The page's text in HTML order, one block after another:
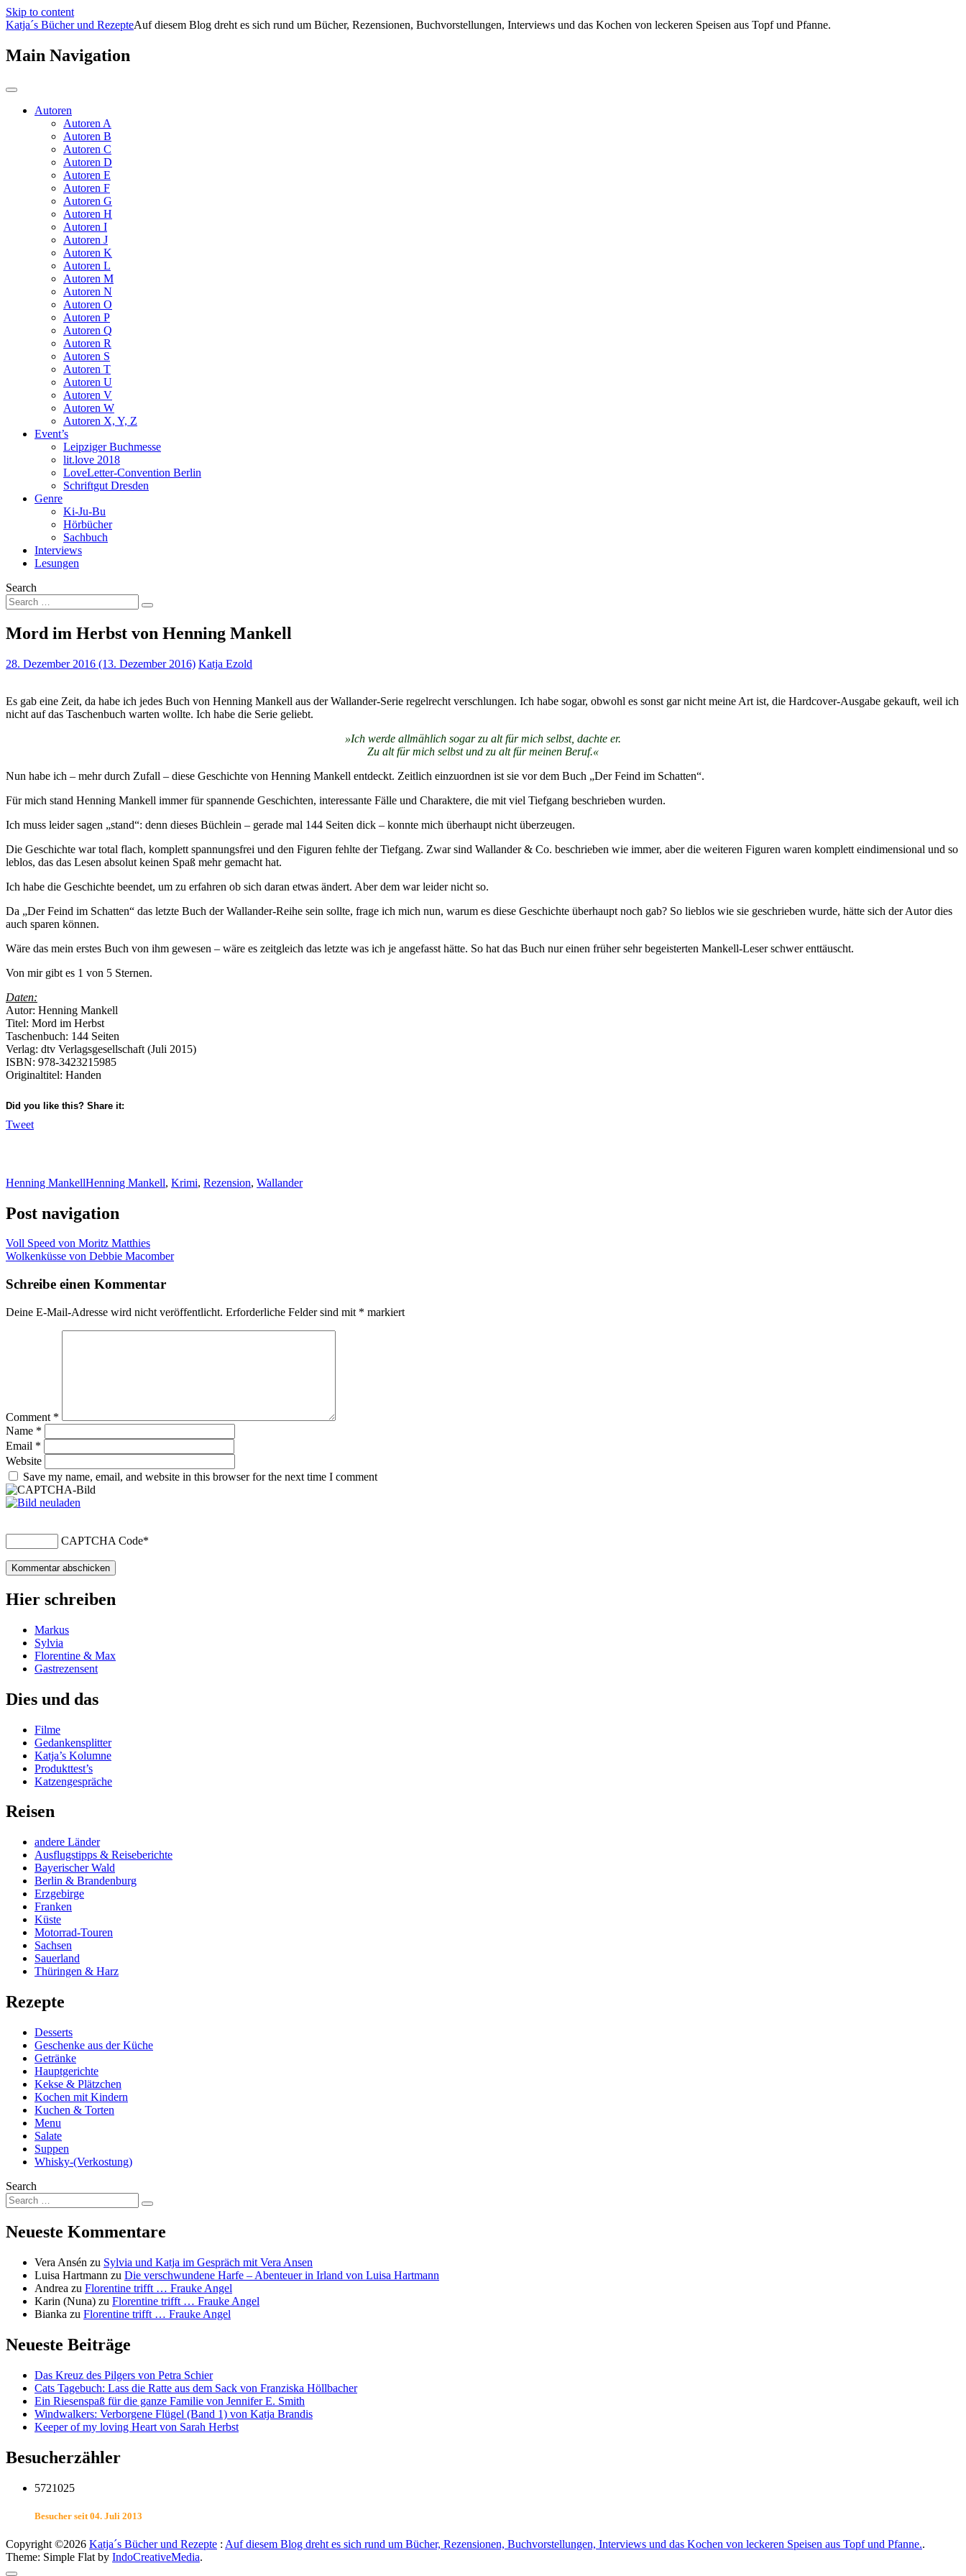
Skip to content
Katja´s Bücher und RezepteAuf diesem Blog dreht es sich rund um Bücher, Rezensionen, Buchvorstellungen, Interviews und das Kochen von leckeren Speisen aus Topf und Pfanne.
Main Navigation
Autoren
Autoren A
Autoren B
Autoren C
Autoren D
Autoren E
Autoren F
Autoren G
Autoren H
Autoren I
Autoren J
Autoren K
Autoren L
Autoren M
Autoren N
Autoren O
Autoren P
Autoren Q
Autoren R
Autoren S
Autoren T
Autoren U
Autoren V
Autoren W
Autoren X, Y, Z
Event’s
Leipziger Buchmesse
lit.love 2018
LoveLetter-Convention Berlin
Schriftgut Dresden
Genre
Ki-Ju-Bu
Hörbücher
Sachbuch
Interviews
Lesungen
Search
Mord im Herbst von Henning Mankell
28. Dezember 2016 (13. Dezember 2016) Katja Ezold
Es gab eine Zeit, da habe ich jedes Buch von Henning Mankell aus der Wallander-Serie regelrecht verschlungen. Ich habe sogar, obwohl es sonst gar nicht meine Art ist, die Hardcover-Ausgabe gekauft, weil ich
nicht auf das Taschenbuch warten wollte. Ich habe die Serie geliebt.
»Ich werde allmählich sogar zu alt für mich selbst, dachte er.
Zu alt für mich selbst und zu alt für meinen Beruf.«
Nun habe ich – mehr durch Zufall – diese Geschichte von Henning Mankell entdeckt. Zeitlich einzuordnen ist sie vor dem Buch „Der Feind im Schatten“.
Für mich stand Henning Mankell immer für spannende Geschichten, interessante Fälle und Charaktere, die mit viel Tiefgang beschrieben wurden.
Ich muss leider sagen „stand“: denn dieses Büchlein – gerade mal 144 Seiten dick – konnte mich überhaupt nicht überzeugen.
Die Geschichte war total flach, komplett spannungsfrei und den Figuren fehlte der Tiefgang. Zwar sind Wallander & Co. beschrieben wie immer, aber die weiteren Figuren waren komplett eindimensional und so
leblos, das das Lesen absolut keinen Spaß mehr gemacht hat.
Ich habe die Geschichte beendet, um zu erfahren ob sich daran etwas ändert. Aber dem war leider nicht so.
Da „Der Feind im Schatten“ das letzte Buch der Wallander-Reihe sein sollte, frage ich mich nun, warum es diese Geschichte überhaupt noch gab? So lieblos wie sie geschrieben wurde, hätte sich der Autor dies
auch sparen können.
Wäre das mein erstes Buch von ihm gewesen – wäre es zeitgleich das letzte was ich je angefasst hätte. So hat das Buch nur einen früher sehr begeisterten Mankell-Leser schwer enttäuscht.
Von mir gibt es 1 von 5 Sternen.
Daten:
Autor: Henning Mankell
Titel: Mord im Herbst
Taschenbuch: 144 Seiten
Verlag: dtv Verlagsgesellschaft (Juli 2015)
ISBN: 978-3423215985
Originaltitel: Handen
Did you like this? Share it:
Tweet
Henning MankellHenning Mankell, Krimi, Rezension, Wallander
Post navigation
Voll Speed von Moritz Matthies
Wolkenküsse von Debbie Macomber
Schreibe einen Kommentar
Deine E-Mail-Adresse wird nicht veröffentlicht. Erforderliche Felder sind mit * markiert
Comment *
Name *
Email *
Website
Save my name, email, and website in this browser for the next time I comment
CAPTCHA Code*
Hier schreiben
Markus
Sylvia
Florentine & Max
Gastrezensent
Dies und das
Filme
Gedankensplitter
Katja’s Kolumne
Produkttest’s
Katzengespräche
Reisen
andere Länder
Ausflugstipps & Reiseberichte
Bayerischer Wald
Berlin & Brandenburg
Erzgebirge
Franken
Küste
Motorrad-Touren
Sachsen
Sauerland
Thüringen & Harz
Rezepte
Desserts
Geschenke aus der Küche
Getränke
Hauptgerichte
Kekse & Plätzchen
Kochen mit Kindern
Kuchen & Torten
Menu
Salate
Suppen
Whisky-(Verkostung)
Search
Neueste Kommentare
Vera Ansén zu Sylvia und Katja im Gespräch mit Vera Ansen
Luisa Hartmann zu Die verschwundene Harfe – Abenteuer in Irland von Luisa Hartmann
Andrea zu Florentine trifft … Frauke Angel
Karin (Nuna) zu Florentine trifft … Frauke Angel
Bianka zu Florentine trifft … Frauke Angel
Neueste Beiträge
Das Kreuz des Pilgers von Petra Schier
Cats Tagebuch: Lass die Ratte aus dem Sack von Franziska Höllbacher
Ein Riesenspaß für die ganze Familie von Jennifer E. Smith
Windwalkers: Verborgene Flügel (Band 1) von Katja Brandis
Keeper of my loving Heart von Sarah Herbst
Besucherzähler
5721025
Besucher seit 04. Juli 2013
Copyright ©2026 Katja´s Bücher und Rezepte : Auf diesem Blog dreht es sich rund um Bücher, Rezensionen, Buchvorstellungen, Interviews und das Kochen von leckeren Speisen aus Topf und Pfanne..
Theme: Simple Flat by IndoCreativeMedia.